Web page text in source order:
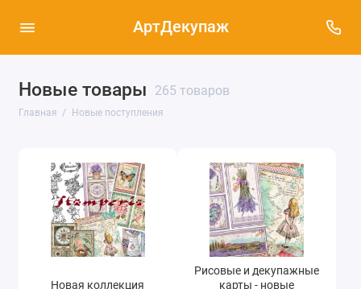
АртДекупаж
Новые товары 265 товаров
Главная Новые поступления
Новая коллекция STAMPERIA (102)
Рисовые и декупажные карты - новые
Штампы для скрапбукинга, новые
поступления (2)
Новая коллекция
Рисовые и декупажные
карты - новые